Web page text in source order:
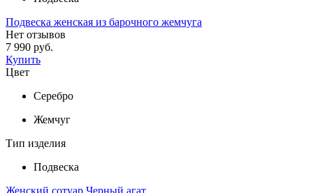
Подвеска женская из барочного жемчуга
Нет отзывов
7 990 руб.
Купить
Цвет
Серебро
Жемчуг
Тип изделия
Подвеска
Женский сотуар Черный агат